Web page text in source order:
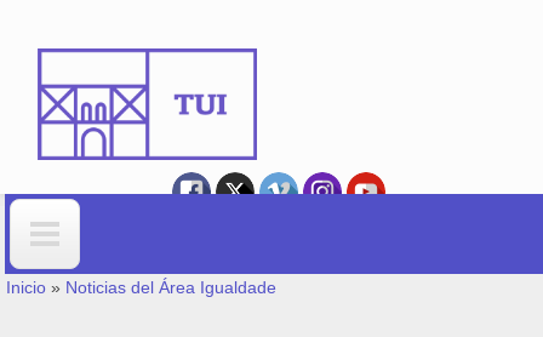
Formulario de busca
VOSTEDE ESTÁ AQUÍ
Inicio » Noticias del Área Igualdade